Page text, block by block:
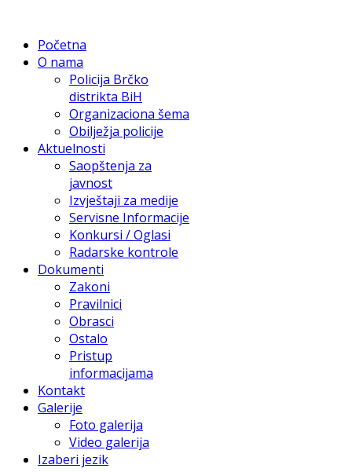
Početna
O nama
Policija Brčko
distrikta BiH
Organizaciona šema
Obilježja policije
Aktuelnosti
Saopštenja za
javnost
Izvještaji za medije
Servisne Informacije
Konkursi / Oglasi
Radarske kontrole
Dokumenti
Zakoni
Pravilnici
Obrasci
Ostalo
Pristup
informacijama
Kontakt
Galerije
Foto galerija
Video galerija
Izaberi jezik